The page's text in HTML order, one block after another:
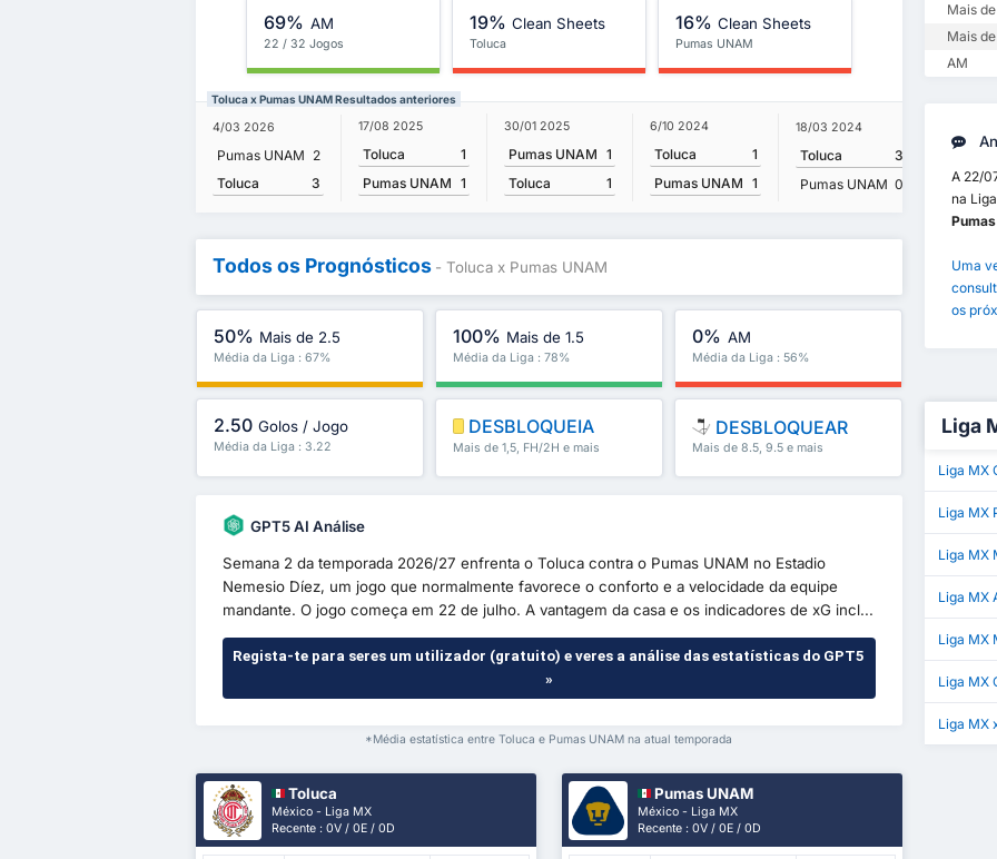
69% AM
22 / 32 Jogos
19% Clean Sheets
Toluca
16% Clean Sheets
Pumas UNAM
Toluca x Pumas UNAM Resultados anteriores
4/03 2026
Pumas UNAM 2
Toluca
3
17/08 2025
Toluca
1
Pumas UNAM 1
30/01 2025
Pumas UNAM 1
Toluca
1
6/10 2024
Toluca
1
Pumas UNAM 1
18/03 2024
Toluca
3
Pumas UNAM 0
Pumas
Toluca
Todos os Prognósticos - Toluca x Pumas UNAM
50% Mais de 2.5
Média da Liga : 67%
100% Mais de 1.5
Média da Liga : 78%
0% AM
Média da Liga : 56%
2.50 Golos / Jogo
Média da Liga : 3.22
DESBLOQUEIA
Mais de 1,5, FH/2H e mais
DESBLOQUEAR
Mais de 8.5, 9.5 e mais
GPT5 AI Análise
Semana 2 da temporada 2026/27 enfrenta o Toluca contra o Pumas UNAM no Estadio
Nemesio Díez, um jogo que normalmente favorece o conforto e a velocidade da equipe
mandante. O jogo começa em 22 de julho. A vantagem da casa e os indicadores de xG incl...
Regista-te para seres um utilizador (gratuito) e veres a análise das estatísticas do GPT5
»
*Média estatística entre Toluca e Pumas UNAM na atual temporada
Toluca
México - Liga MX
Recente : 0V / 0E / 0D
Pumas UNAM
México - Liga MX
Recente : 0V / 0E / 0D
Mais
Mais
AM
A 22/
na
Uma
os
Liga
Liga MX
Liga MX
Liga MX
Liga MX
Liga MX
Liga MX
Liga MX